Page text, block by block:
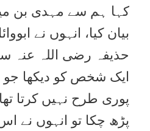
کہا ہم سے مہدی بن
بیان کیا، انہوں نے
حذیفہ رضی اللہ عنہ
ایک شخص کو دیکھا جو
پوری طرح نہیں کرتا
پڑھ چکا تو انہوں نے